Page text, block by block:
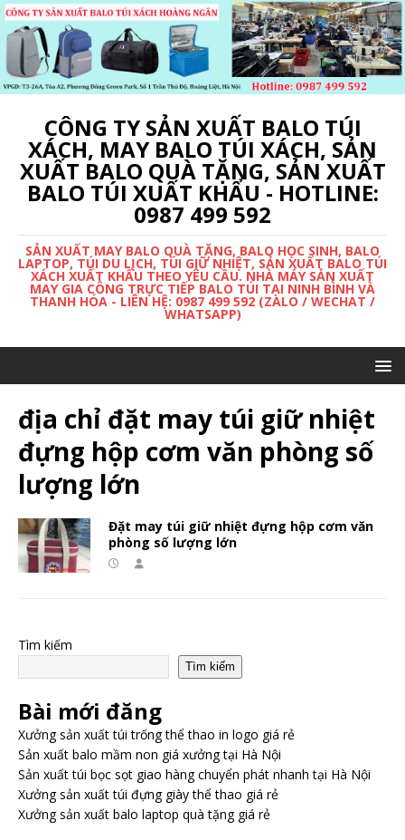
CÔNG TY SẢN XUẤT BALO TÚI
XÁCH, MAY BALO TÚI XÁCH, SẢN
XUẤT BALO QUÀ TẶNG, SẢN XUẤT
BALO TÚI XUẤT KHẨU - HOTLINE:
0987 499 592
SẢN XUẤT MAY BALO QUÀ TẶNG, BALO HỌC SINH, BALO
LAPTOP, TÚI DU LỊCH, TÚI GIỮ NHIỆT, SẢN XUẤT BALO TÚI
XÁCH XUẤT KHẨU THEO YÊU CẦU. NHÀ MÁY SẢN XUẤT
MAY GIA CÔNG TRỰC TIẾP BALO TÚI TẠI NINH BÌNH VÀ
THANH HÓA - LIÊN HỆ: 0987 499 592 (ZALO / WECHAT /
WHATSAPP)
địa chỉ đặt may túi giữ nhiệt
đựng hộp cơm văn phòng số
lượng lớn
Đặt may túi giữ nhiệt đựng hộp cơm văn
phòng số lượng lớn
Tìm kiếm
Tìm kiếm
Bài mới đăng
Xưởng sản xuất túi trống thể thao in logo giá rẻ
Sản xuất balo mầm non giá xưởng tại Hà Nội
Sản xuất túi bọc sọt giao hàng chuyển phát nhanh tại Hà Nội
Xưởng sản xuất túi đựng giày thể thao giá rẻ
Xưởng sản xuất balo laptop quà tặng giá rẻ